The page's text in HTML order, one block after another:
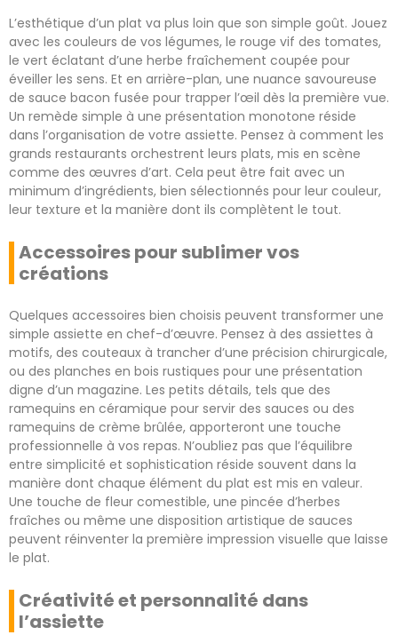
L’esthétique d’un plat va plus loin que son simple goût. Jouez
avec les couleurs de vos légumes, le rouge vif des tomates,
le vert éclatant d’une herbe fraîchement coupée pour
éveiller les sens. Et en arrière-plan, une nuance savoureuse
de sauce bacon fusée pour trapper l’œil dès la première vue.
Un remède simple à une présentation monotone réside
dans l’organisation de votre assiette. Pensez à comment les
grands restaurants orchestrent leurs plats, mis en scène
comme des œuvres d’art. Cela peut être fait avec un
minimum d’ingrédients, bien sélectionnés pour leur couleur,
leur texture et la manière dont ils complètent le tout.
Accessoires pour sublimer vos
créations
Quelques accessoires bien choisis peuvent transformer une
simple assiette en chef-d’œuvre. Pensez à des assiettes à
motifs, des couteaux à trancher d’une précision chirurgicale,
ou des planches en bois rustiques pour une présentation
digne d’un magazine. Les petits détails, tels que des
ramequins en céramique pour servir des sauces ou des
ramequins de crème brûlée, apporteront une touche
professionnelle à vos repas. N’oubliez pas que l’équilibre
entre simplicité et sophistication réside souvent dans la
manière dont chaque élément du plat est mis en valeur.
Une touche de fleur comestible, une pincée d’herbes
fraîches ou même une disposition artistique de sauces
peuvent réinventer la première impression visuelle que laisse
le plat.
Créativité et personnalité dans
l’assiette